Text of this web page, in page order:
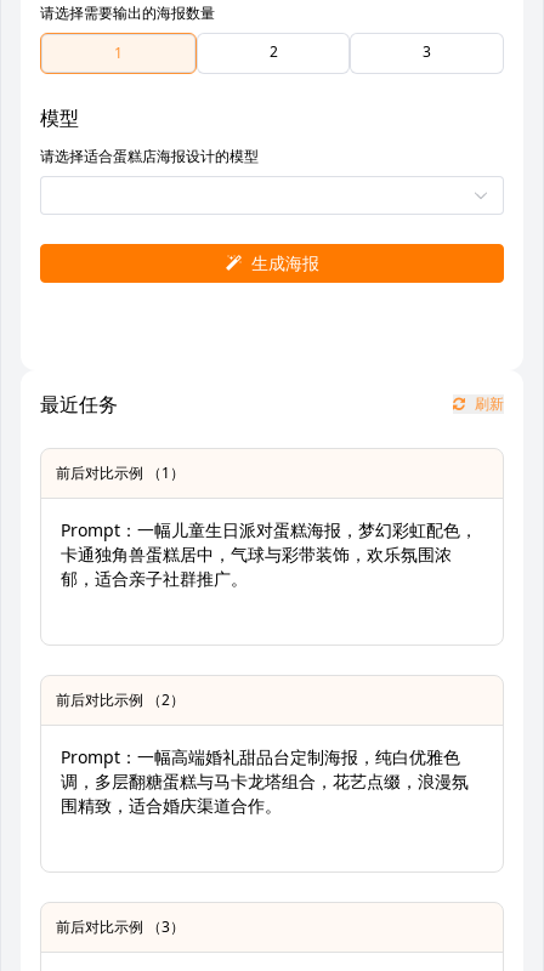
请选择需要输出的海报数量
1
2 3
模型
请选择适合蛋糕店海报设计的模型
生成海报
最近任务 刷新
前后对比示例 （1）
Prompt：一幅儿童生日派对蛋糕海报，梦幻彩虹配色，
卡通独角兽蛋糕居中，气球与彩带装饰，欢乐氛围浓
郁，适合亲子社群推广。
前后对比示例 （2）
Prompt：一幅高端婚礼甜品台定制海报，纯白优雅色
调，多层翻糖蛋糕与马卡龙塔组合，花艺点缀，浪漫氛
围精致，适合婚庆渠道合作。
前后对比示例 （3）